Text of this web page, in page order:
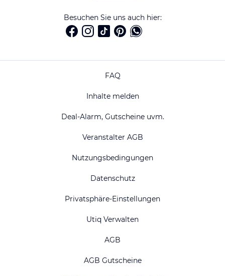
Besuchen Sie uns auch hier:
FAQ
Inhalte melden
Deal-Alarm, Gutscheine uvm.
Veranstalter AGB
Nutzungsbedingungen
Datenschutz
Privatsphäre-Einstellungen
Utiq Verwalten
AGB
AGB Gutscheine